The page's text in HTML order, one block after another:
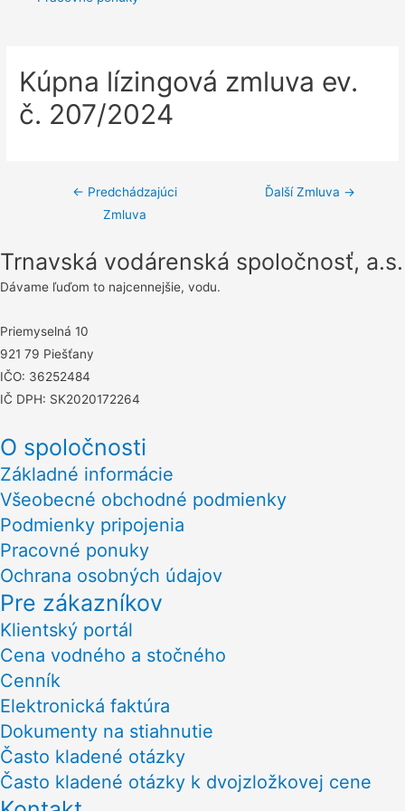
Kúpna lízingová zmluva ev.
č. 207/2024
Navigácia
článku
← Predchádzajúci
Zmluva
Ďalší Zmluva →
Trnavská vodárenská spoločnosť, a.s.
Dávame ľuďom to najcennejšie, vodu.
Priemyselná 10
921 79 Piešťany
IČO: 36252484
IČ DPH: SK2020172264
O spoločnosti
Základné informácie
Všeobecné obchodné podmienky
Podmienky pripojenia
Pracovné ponuky
Ochrana osobných údajov
Pre zákazníkov
Klientský portál
Cena vodného a stočného
Cenník
Elektronická faktúra
Dokumenty na stiahnutie
Často kladené otázky
Často kladené otázky k dvojzložkovej cene